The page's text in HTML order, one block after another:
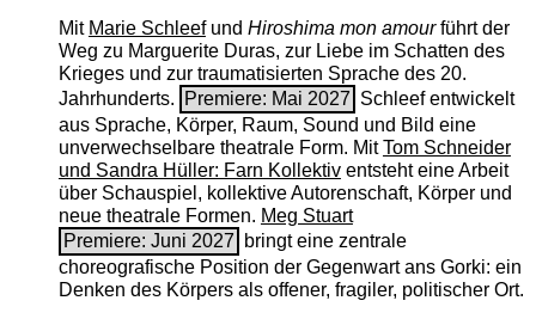
Mit Marie Schleefund Hiroshima mon amourführt der
Weg zu Marguerite Duras, zur Liebe im Schatten des
Krieges und zur traumatisierten Sprache des 20.
Jahrhunderts.
Premiere: Mai 2027 Schleef entwickelt
aus Sprache, Körper, Raum, Sound und Bild eine
unverwechselbare theatrale Form. MitTom Schneider
und Sandra Hüller: Farn Kollektiventsteht eine Arbeit
über Schauspiel, kollektive Autorenschaft, Körper und
neue theatrale Formen. Meg Stuart
Premiere: Juni 2027
bringt eine zentrale
choreografische Position der Gegenwart ans Gorki: ein
Denken des Körpers als offener, fragiler, politischer Ort.